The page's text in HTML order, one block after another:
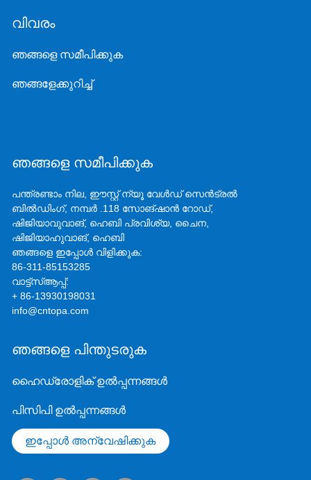
വിവരം
ഞങ്ങളെ സമീപിക്കുക
ഞങ്ങളേക്കുറിച്ച്
ഞങ്ങളെ സമീപിക്കുക
പന്ത്രണ്ടാം നില, ഈസ്റ്റ് ന്യൂ വേൾഡ് സെൻ‌ട്രൽ
ബിൽഡിംഗ്, നമ്പർ .118 സോങ്‌ഷാൻ റോഡ്,
ഷിജിയാവുവാങ്, ഹെബി പ്രവിശ്യ, ചൈന,
ഷിജിയാഹുവാങ്, ഹെബി
ഞങ്ങളെ ഇപ്പോൾ വിളിക്കുക:
86-311-85153285
വാട്ട്‌സ്ആപ്പ്:
+ 86-13930198031
info@cntopa.com
ഞങ്ങളെ പിന്തുടരുക
ഹൈഡ്രോളിക് ഉൽപ്പന്നങ്ങൾ
പിസിപി ഉൽപ്പന്നങ്ങൾ
ഇപ്പോൾ അന്വേഷിക്കുക